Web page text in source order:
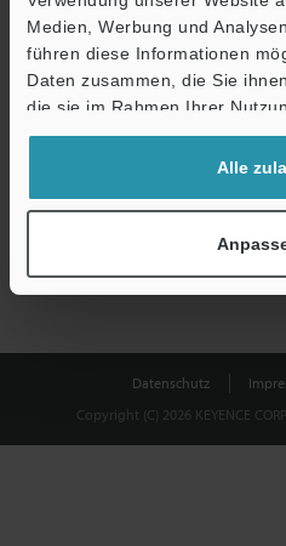
Medien, Werbung und
führen diese Informationen
Daten zusammen, die Sie
die sie im Rahmen Ihrer
haben.
Alle
Download
Datenschutz ist uns wichtig - Ihre
Datenschutz
Datenschutz
Copyright (C) 2026 KEYENCE